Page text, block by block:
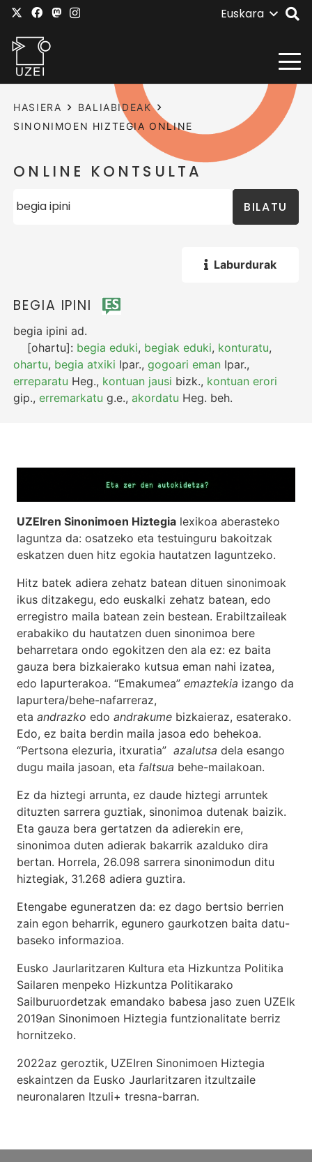
Euskara
HASIERA
BALIABIDEAK
SINONIMOEN HIZTEGIA ONLINE
ONLINE KONTSULTA
BILATU
Laburdurak
BEGIA IPINI
begia ipini ad.
[ohartu]: begia eduki, begiak eduki, konturatu,
ohartu, begia atxiki Ipar.,gogoari eman Ipar.,
erreparatu Heg., kontuan jausi bizk., kontuan erori
gip.,erremarkatu g.e.,akordatu Heg. beh.
UZEIren Sinonimoen Hiztegia lexikoa aberasteko
laguntza da: osatzeko eta testuinguru bakoitzak
eskatzen duen hitz egokia hautatzen laguntzeko.
Hitz batek adiera zehatz batean dituen sinonimoak
ikus ditzakegu, edo euskalki zehatz batean, edo
erregistro maila batean zein bestean. Erabiltzaileak
erabakiko du hautatzen duen sinonimoa bere
beharretara ondo egokitzen den ala ez: ez baita
gauza bera bizkaierako kutsua eman nahi izatea,
edo lapurterakoa. “Emakumea” emaztekia izango da
lapurtera/behe-nafarreraz,
eta andrazko edo andrakume bizkaieraz, esaterako.
Edo, ez baita berdin maila jasoa edo behekoa.
“Pertsona elezuria, itxuratia” azalutsa dela esango
dugu maila jasoan, eta faltsua behe-mailakoan.
Ez da hiztegi arrunta, ez daude hiztegi arruntek
dituzten sarrera guztiak, sinonimoa dutenak baizik.
Eta gauza bera gertatzen da adierekin ere,
sinonimoa duten adierak bakarrik azalduko dira
bertan. Horrela, 26.098 sarrera sinonimodun ditu
hiztegiak, 31.268 adiera guztira.
Etengabe eguneratzen da: ez dago bertsio berrien
zain egon beharrik, egunero gaurkotzen baita datu-
baseko informazioa.
Eusko Jaurlaritzaren Kultura eta Hizkuntza Politika
Sailaren menpeko Hizkuntza Politikarako
Sailburuordetzak emandako babesa jaso zuen UZEIk
2019an Sinonimoen Hiztegia funtzionalitate berriz
hornitzeko.
2022az geroztik, UZEIren Sinonimoen Hiztegia
eskaintzen da Eusko Jaurlaritzaren itzultzaile
neuronalaren Itzuli+ tresna-barran.